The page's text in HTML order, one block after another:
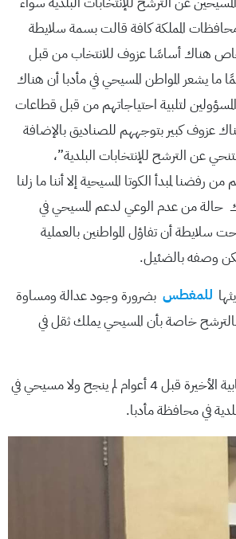
المملكة كافة قالت بسمة سلايطة
هناك أساسًا عزوف للانتخاب من قبل
ما يشعر المواطن المسيحي في مأدبا أن هناك
لتلبية احتياجاتهم من قبل قطاعات
عزوف كبير بتوجههم للصناديق بالإضافة
عن الترشح للإنتخابات البلدية”،
رفضنا لمبدأ الكوتا المسيحية إلا أننا ما زلنا
حالة من عدم الوعي لدعم المسيحي في
سلايطة أن تفاؤل المواطنين بالعملية
وصفه بالضئيل.
للمغطس بضرورة وجود عدالة ومساوة
خاصة بأن المسيحي يملك ثقل في
يذكر أنه في الدوة الإنتخابية الأخيرة قبل 4 أعوام لم ينجح ولا مسيحي في
في محافظة مأدبا.